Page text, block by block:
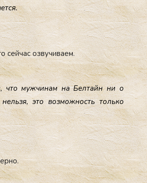
сей­час оз­ву­чива­ем.
что муж­чи­нам на Бел­тайн ни о
это воз­можность толь­ко